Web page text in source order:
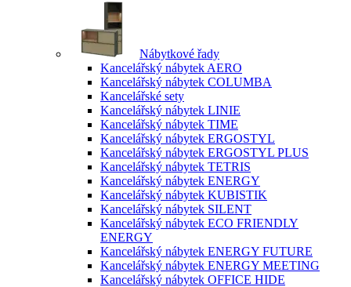
Nábytkové řady
Kancelářský nábytek AERO
Kancelářský nábytek COLUMBA
Kancelářské sety
Kancelářský nábytek LINIE
Kancelářský nábytek TIME
Kancelářský nábytek ERGOSTYL
Kancelářský nábytek ERGOSTYL PLUS
Kancelářský nábytek TETRIS
Kancelářský nábytek ENERGY
Kancelářský nábytek KUBISTIK
Kancelářský nábytek SILENT
Kancelářský nábytek ECO FRIENDLY
ENERGY
Kancelářský nábytek ENERGY FUTURE
Kancelářský nábytek ENERGY MEETING
Kancelářský nábytek OFFICE HIDE